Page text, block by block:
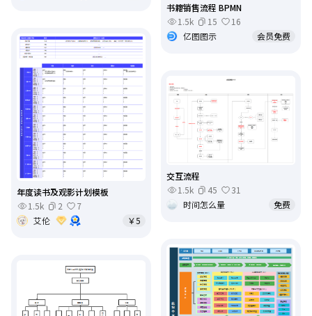
书籍销售流程 BPMN
1.5k
15
16
亿图图示
会员免费
年度读书及观影计划模板
1.5k
2
7
艾伦
￥5
交互流程
1.5k
45
31
时间怎么量
免费